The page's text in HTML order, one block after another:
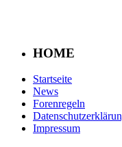
HOME
Startseite
News
Forenregeln
Impressum